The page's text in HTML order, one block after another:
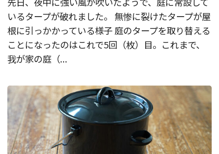
いるタープが破れました。 無惨に裂けたタープが屋
根に引っかかっている様子 庭のタープを取り替える
ことになったのはこれで5回（枚）目。これまで、
我が家の庭（...